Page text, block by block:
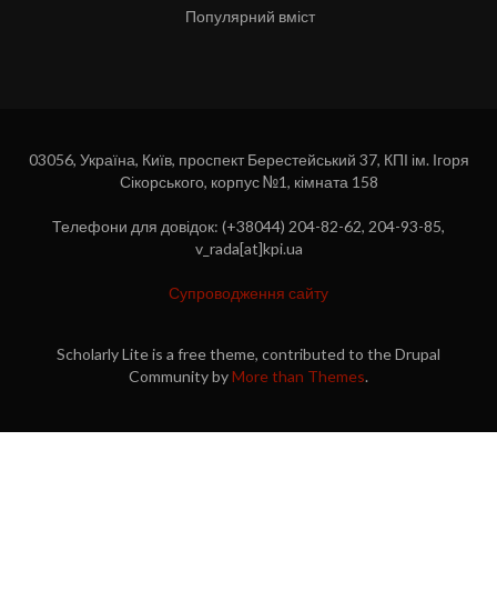
Популярний вміст
03056, Україна, Київ, проспект Берестейський 37, КПІ ім. Ігоря
Сікорського, корпус №1, кімната 158
Телефони для довідок: (+38044) 204-82-62, 204-93-85,
v_rada[at]kpi.ua
Супроводження сайту
Scholarly Lite is a free theme, contributed to the Drupal
Community byMore than Themes.